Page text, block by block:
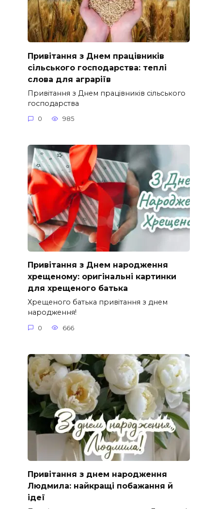
Привітання з Днем працівників
сільського господарства: теплі
слова для аграріїв
Привітання з Днем працівників сільського
господарства
0 985
Привітання з Днем народження
хрещеному: оригінальні картинки
для хрещеного батька
Хрещеного батька привітання з днем
народження!
0 666
Привітання з днем народження
Людмила: найкращі побажання й
ідеї